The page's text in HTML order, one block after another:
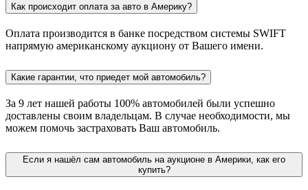
Как происходит оплата за авто в Америку?
Оплата производится в банке посредством системы SWIFT
напрямую американскому аукциону от Вашего имени.
Какие гарантии, что приедет мой автомобиль?
За 9 лет нашей работы 100% автомобилей были успешно
доставлены своим владельцам. В случае необходимости, мы
можем помочь застраховать Ваш автомобиль.
Если я нашёл сам автомобиль на аукционе в Америки, как его
купить?